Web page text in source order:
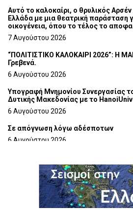
Αυτό το καλοκαίρι, ο θρυλικός Αρσέν
Ελλάδα με μια θεατρική παράσταση
οικογένεια, όπου το τέλος το
7 Αυγούστου 2026
“ΠΟΛΙΤΙΣΤΙΚΟ ΚΑΛΟΚΑΙΡΙ 2026”: Η
Γρεβενά.
6 Αυγούστου 2026
Υπογραφή Μνημονίου Συνεργασίας
Δυτικής Μακεδονίας με το
6 Αυγούστου 2026
Σε απόγνωση λόγω αδέσποτων
6 Αυγούστου 2026
6 Αυγούστου 2026
Ολοκληρώνεται η ασφαλτόστρωση
6 Αυγούστου 2026